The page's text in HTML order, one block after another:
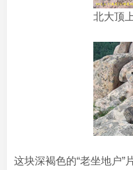
北大顶
这块深褐色的“老坐地户”